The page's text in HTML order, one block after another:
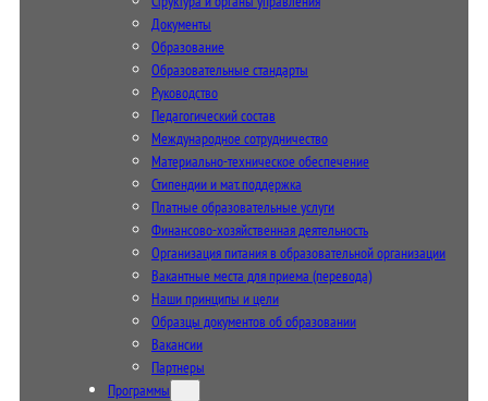
Документы
Образование
Образовательные стандарты
Руководство
Педагогический состав
Международное сотрудничество
Материально-техническое обеспечение
Стипендии и мат. поддержка
Платные образовательные услуги
Финансово-хозяйственная деятельность
Организация питания в образовательной организации
Вакантные места для приема (перевода)
Наши принципы и цели
Образцы документов об образовании
Вакансии
Партнеры
Программы